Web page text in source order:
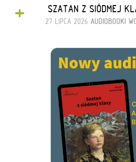
+ „SZATAN Z SIÓDMEJ
27 LIPCA 2026 AUDIOBOOKI